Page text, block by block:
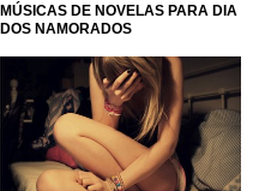
MÚSICAS DE NOVELAS PARA DIA
DOS NAMORADOS